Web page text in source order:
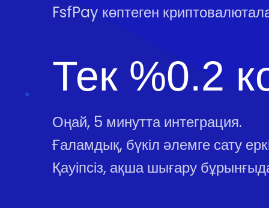
FsfPay көптеген
Тек %0.2
Оңай, 5 минутта интеграция.
Ғаламдық, бүкіл әлемге сату
Қауіпсіз, ақша шығару